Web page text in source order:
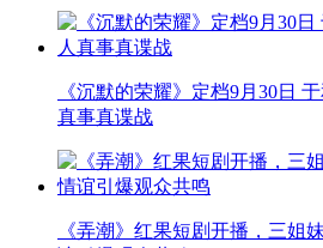
《沉默的荣耀》定档9月30日
真事真谍战
《弄潮》红果短剧开播，三姐